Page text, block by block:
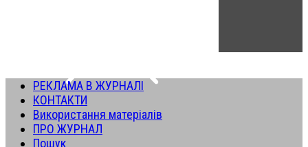
РЕКЛАМА В ЖУРНАЛІ
КОНТАКТИ
Використання матеріалів
ПРО ЖУРНАЛ
Пошук